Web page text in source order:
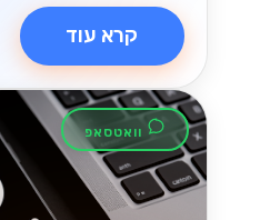
וואטסאפ